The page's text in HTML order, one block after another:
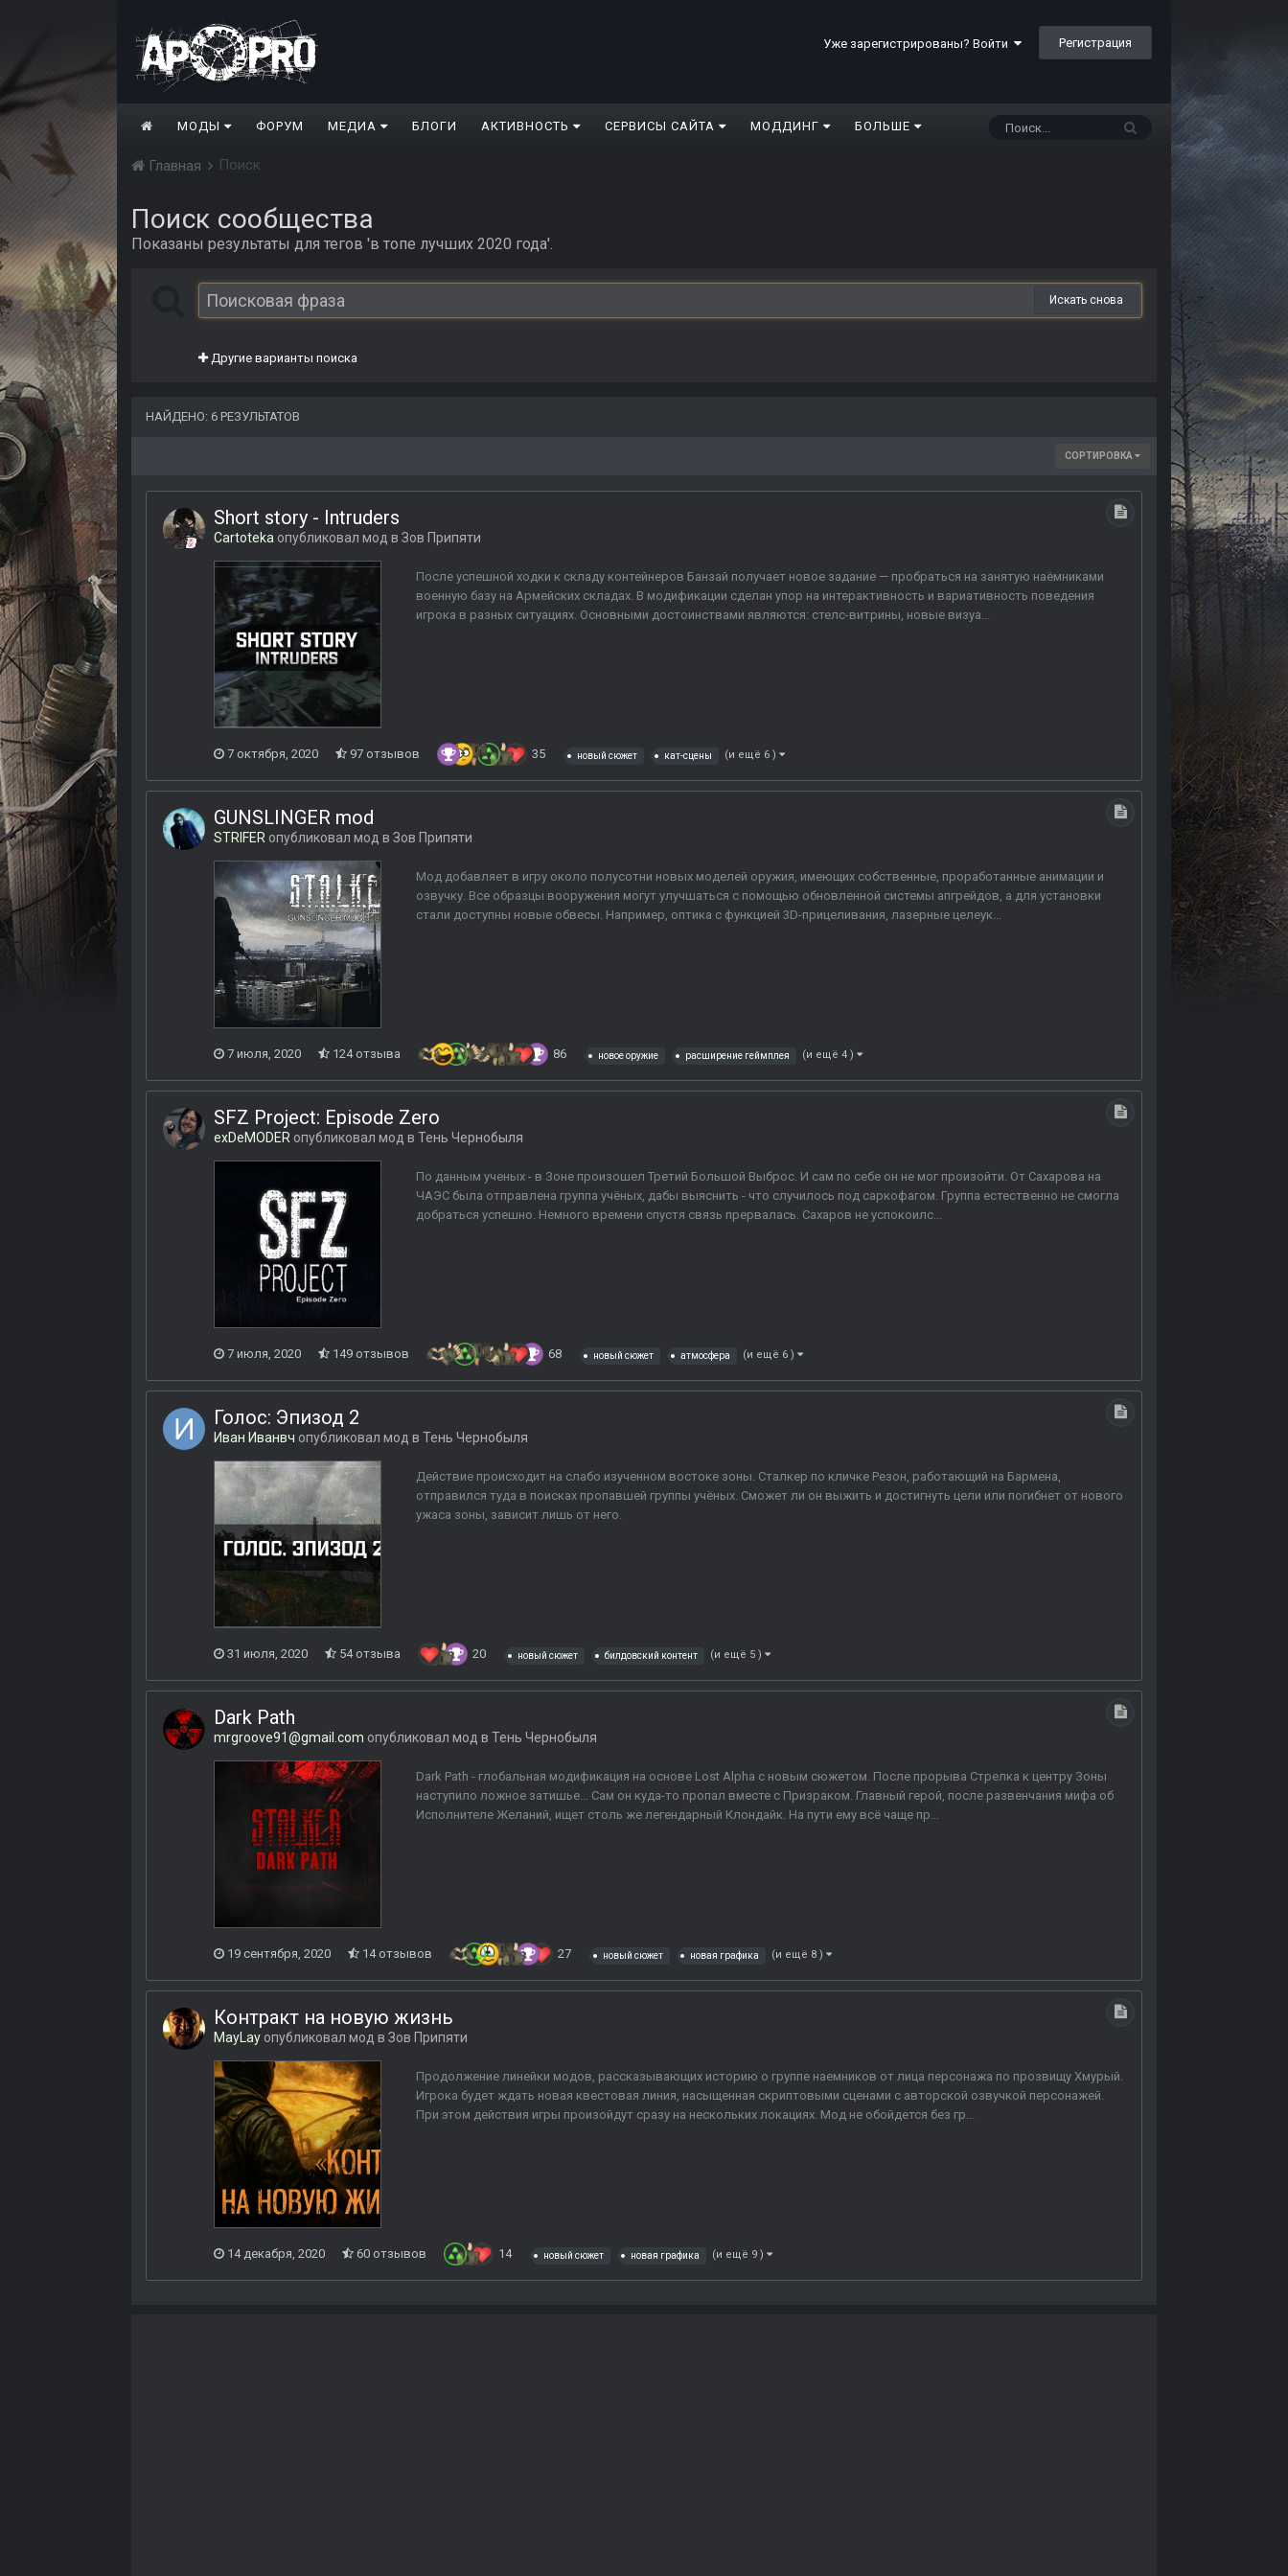
Уже зарегистрированы? Войти Регистрация
МОДЫ ФОРУМ МЕДИА БЛОГИ АКТИВНОСТЬ СЕРВИСЫ САЙТА МОДДИНГ БОЛЬШЕ
Главная Поиск
Поиск сообщества
Показаны результаты для тегов 'в топе лучших 2020 года'.
Искать снова
Другие варианты поиска
НАЙДЕНО: 6 РЕЗУЛЬТАТОВ
СОРТИРОВКА
Short story - Intruders
Cartoteka опубликовал мод в Зов Припяти
После успешной ходки к складу контейнеров Банзай получает новое задание — пробраться на занятую наёмниками
военную базу на Армейских складах. В модификации сделан упор на интерактивность и вариативность поведения
игрока в разных ситуациях. Основными достоинствами являются: стелс-витрины, новые визуа...
7 октября, 2020 97 отзывов 35 новый сюжет кат-сцены (и ещё 6 )
GUNSLINGER mod
STRIFER опубликовал мод в Зов Припяти
Мод добавляет в игру около полусотни новых моделей оружия, имеющих собственные, проработанные анимации и
озвучку. Все образцы вооружения могут улучшаться с помощью обновленной системы апгрейдов, а для установки
стали доступны новые обвесы. Например, оптика с функцией 3D-прицеливания, лазерные целеук...
7 июля, 2020 124 отзыва 86 новое оружие расширение геймплея (и ещё 4 )
SFZ Project: Episode Zero
exDeMODER опубликовал мод в Тень Чернобыля
По данным ученых - в Зоне произошел Третий Большой Выброс. И сам по себе он не мог произойти. От Сахарова на
ЧАЭС была отправлена группа учёных, дабы выяснить - что случилось под саркофагом. Группа естественно не смогла
добраться успешно. Немного времени спустя связь прервалась. Сахаров не успокоилс...
7 июля, 2020 149 отзывов 68 новый сюжет атмосфера (и ещё 6 )
Голос: Эпизод 2
Иван Иванвч опубликовал мод в Тень Чернобыля
Действие происходит на слабо изученном востоке зоны. Сталкер по кличке Резон, работающий на Бармена,
отправился туда в поисках пропавшей группы учёных. Сможет ли он выжить и достигнуть цели или погибнет от нового
ужаса зоны, зависит лишь от него.
31 июля, 2020 54 отзыва 20 новый сюжет билдовский контент (и ещё 5 )
Dark Path
mrgroove91@gmail.com опубликовал мод в Тень Чернобыля
Dark Path - глобальная модификация на основе Lost Alpha с новым сюжетом. После прорыва Стрелка к центру Зоны
наступило ложное затишье... Сам он куда-то пропал вместе с Призраком. Главный герой, после развенчания мифа об
Исполнителе Желаний, ищет столь же легендарный Клондайк. На пути ему всё чаще пр...
19 сентября, 2020 14 отзывов 27 новый сюжет новая графика (и ещё 8 )
Контракт на новую жизнь
MayLay опубликовал мод в Зов Припяти
Продолжение линейки модов, рассказывающих историю о группе наемников от лица персонажа по прозвищу Хмурый.
Игрока будет ждать новая квестовая линия, насыщенная скриптовыми сценами с авторской озвучкой персонажей.
При этом действия игры произойдут сразу на нескольких локациях. Мод не обойдется без гр...
14 декабря, 2020 60 отзывов 14 новый сюжет новая графика (и ещё 9 )